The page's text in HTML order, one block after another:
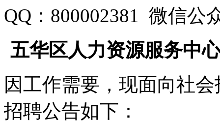
QQ：800002381 微信公
五华区人力资源服务中
因工作需要，现面向社
招聘公告如下：